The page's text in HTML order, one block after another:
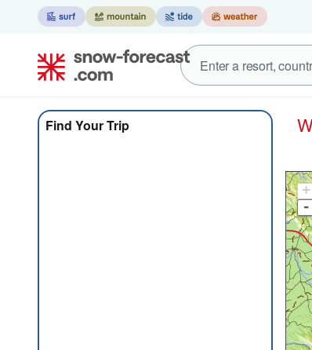
Find Your Trip
+
-